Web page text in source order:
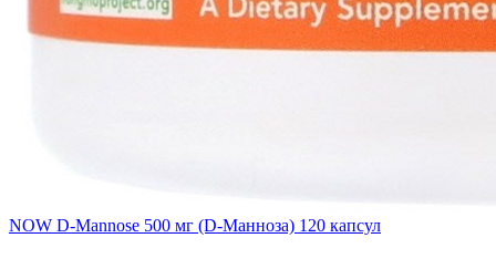
NOW D-Mannose 500 мг (D-Манноза) 120 капсул